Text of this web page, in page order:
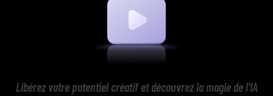
Libérez votre potentiel créatif et découvrez la magie de l'IA